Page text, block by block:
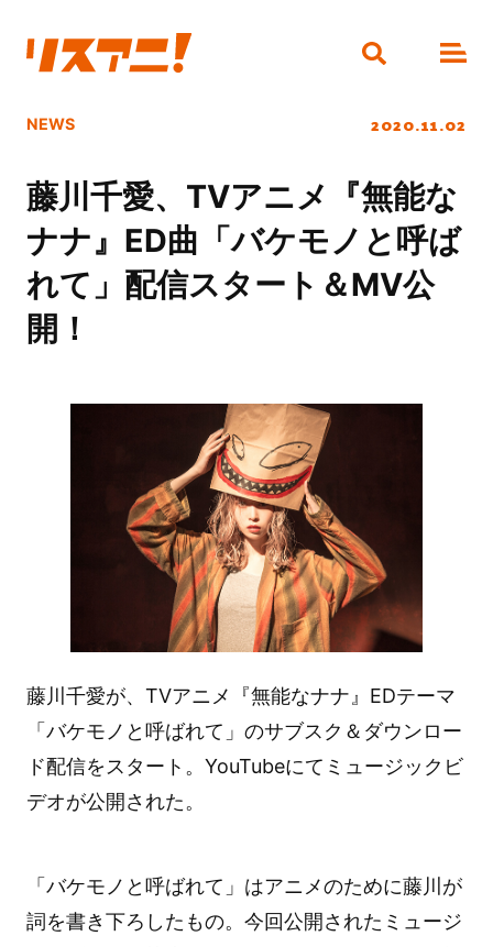
NEWS 2020.11.02
藤川千愛、TVアニメ『無能な
ナナ』ED曲「バケモノと呼ば
れて」配信スタート＆MV公
開！
藤川千愛が、TVアニメ『無能なナナ』EDテーマ
「バケモノと呼ばれて」のサブスク＆ダウンロー
ド配信をスタート。YouTubeにてミュージックビ
デオが公開された。
「バケモノと呼ばれて」はアニメのために藤川が
詞を書き下ろしたもの。今回公開されたミュージ